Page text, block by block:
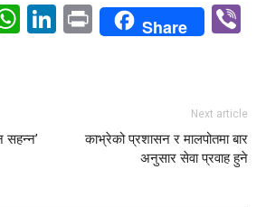
WhatsApp
LinkedIn
PrintShare
सहन्न’
Next article
काभ्रेको प्रशासन र मालपोतमा बार
अनुसार सेवा प्रवाह हुने